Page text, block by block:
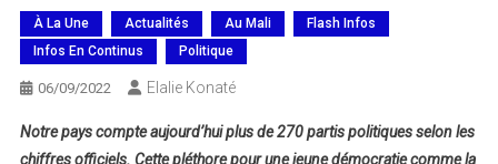
À La Une Actualités Au Mali
Flash Infos
Infos En Continus
Politique
06/09/2022 Elalie Konaté
Notre pays compte aujourd’hui plus de 270 partis politiques selon les
chiffres officiels. Cette pléthore pour une jeune démocratie comme la